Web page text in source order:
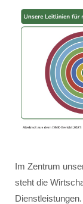
Im Zentrum
steht die